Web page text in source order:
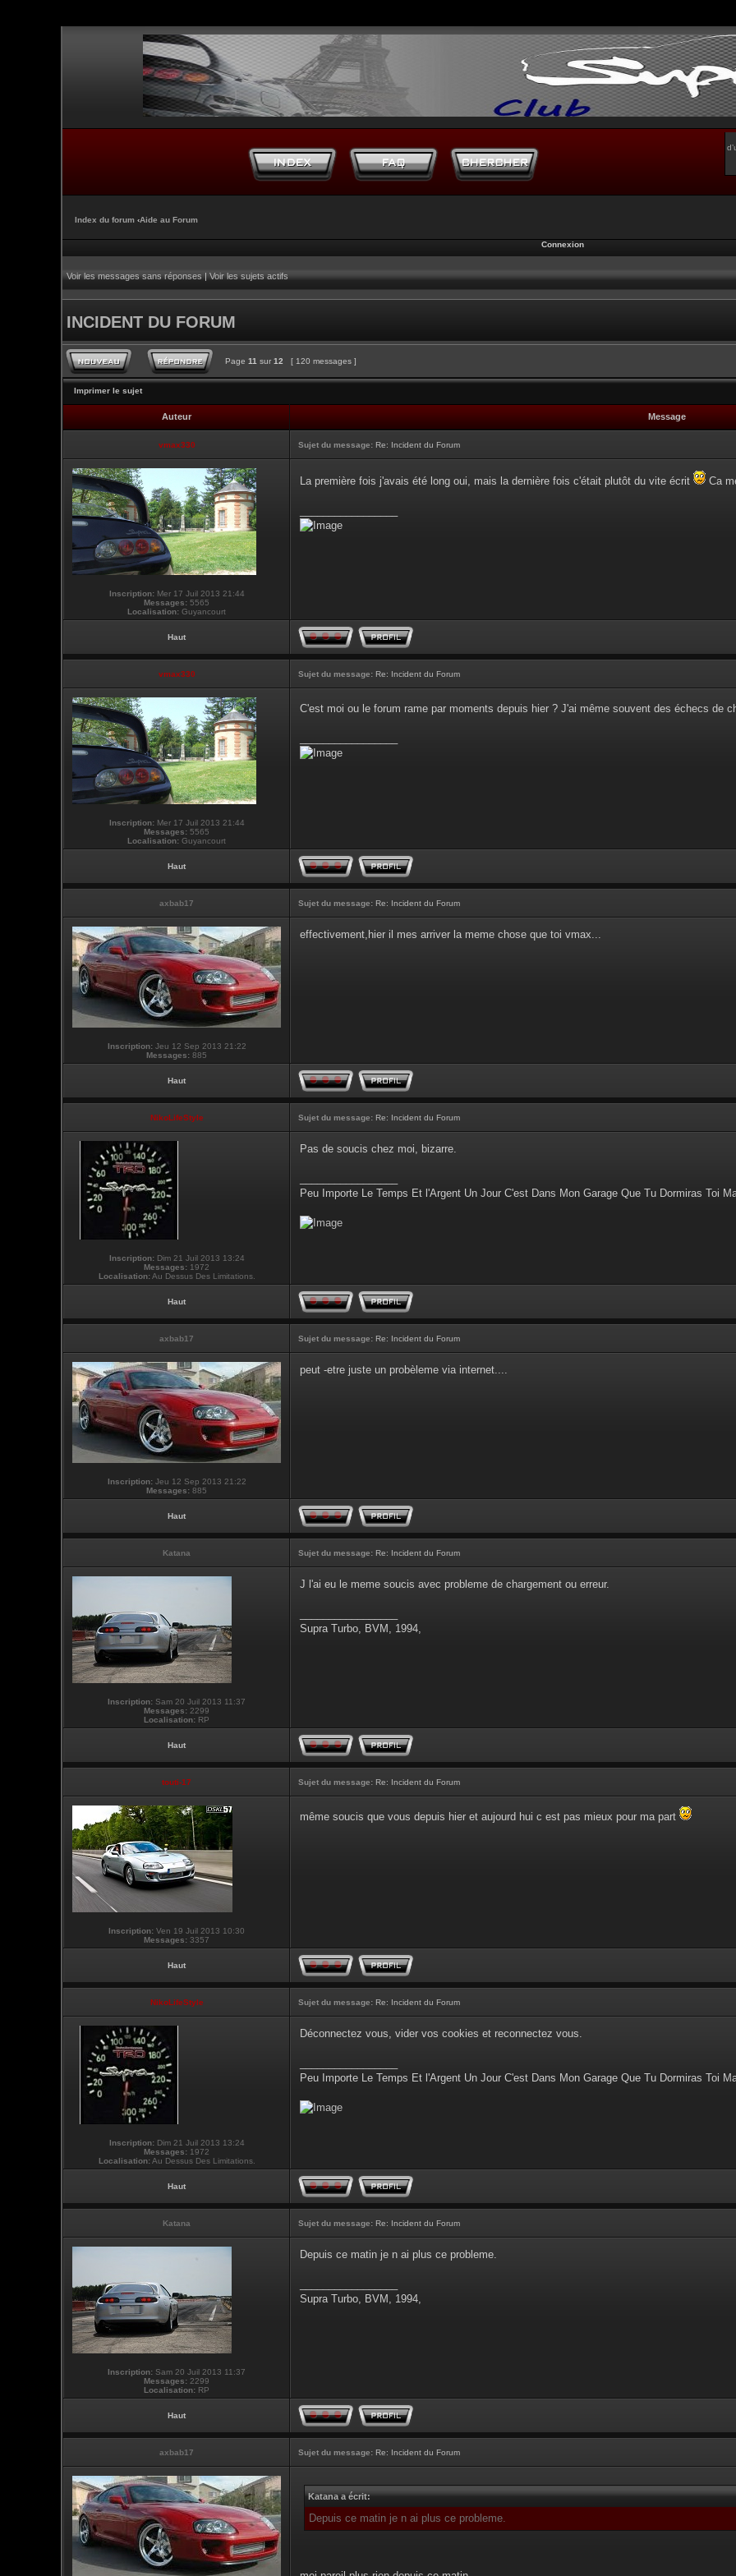
Index du forum ‹Aide au Forum
Connexion
Voir les messages sans réponses|Voir les sujets actifs
INCIDENT DU FORUM
Page 11 sur 12 [ 120 messages ]
Imprimer le sujet
Auteur Message
vmax330 Sujet du message: Re: Incident du Forum
Inscription:Mer 17 Juil 2013 21:44
Messages: 5565
Localisation: Guyancourt
La première fois j'avais été long oui, mais la dernière fois c'était plutôt du vite écrit Ca
Haut
vmax330 Sujet du message: Re: Incident du Forum
Inscription:Mer 17 Juil 2013 21:44
Messages: 5565
Localisation: Guyancourt
C'est moi ou le forum rame par moments depuis hier ? J'ai même souvent des échecs de
Haut
axbab17 Sujet du message: Re: Incident du Forum
Inscription:Jeu 12 Sep 2013 21:22
Messages: 885
effectivement,hier il mes arriver la meme chose que toi vmax...
Haut
NikoLifeStyle Sujet du message: Re: Incident du Forum
Inscription:Dim 21 Juil 2013 13:24
Messages: 1972
Localisation:Au Dessus Des Limitations.
Pas de soucis chez moi, bizarre.
Peu Importe Le Temps Et l'Argent Un Jour C'est Dans Mon Garage Que Tu Dormiras Toi
Haut
axbab17 Sujet du message: Re: Incident du Forum
Inscription:Jeu 12 Sep 2013 21:22
Messages: 885
peut -etre juste un probèleme via internet....
Haut
Katana Sujet du message: Re: Incident du Forum
Inscription: Sam 20 Juil 2013 11:37
Messages: 2299
Localisation: RP
J l'ai eu le meme soucis avec probleme de chargement ou erreur.
Supra Turbo, BVM, 1994,
Haut
touti-17 Sujet du message: Re: Incident du Forum
Inscription: Ven 19 Juil 2013 10:30
Messages: 3357
même soucis que vous depuis hier et aujourd hui c est pas mieux pour ma part
Haut
NikoLifeStyle Sujet du message: Re: Incident du Forum
Inscription:Dim 21 Juil 2013 13:24
Messages: 1972
Localisation:Au Dessus Des Limitations.
Déconnectez vous, vider vos cookies et reconnectez vous.
Peu Importe Le Temps Et l'Argent Un Jour C'est Dans Mon Garage Que Tu Dormiras Toi
Haut
Katana Sujet du message: Re: Incident du Forum
Inscription: Sam 20 Juil 2013 11:37
Messages: 2299
Localisation: RP
Depuis ce matin je n ai plus ce probleme.
Supra Turbo, BVM, 1994,
Haut
axbab17 Sujet du message: Re: Incident du Forum
Katana a écrit:
Depuis ce matin je n ai plus ce probleme.